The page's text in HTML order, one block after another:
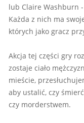
lub Claire Washburn
Każda z nich ma
których jako gracz
Akcja tej części gry
zostaje ciało
mieście,
aby ustalić, czy
czy morderstwem.